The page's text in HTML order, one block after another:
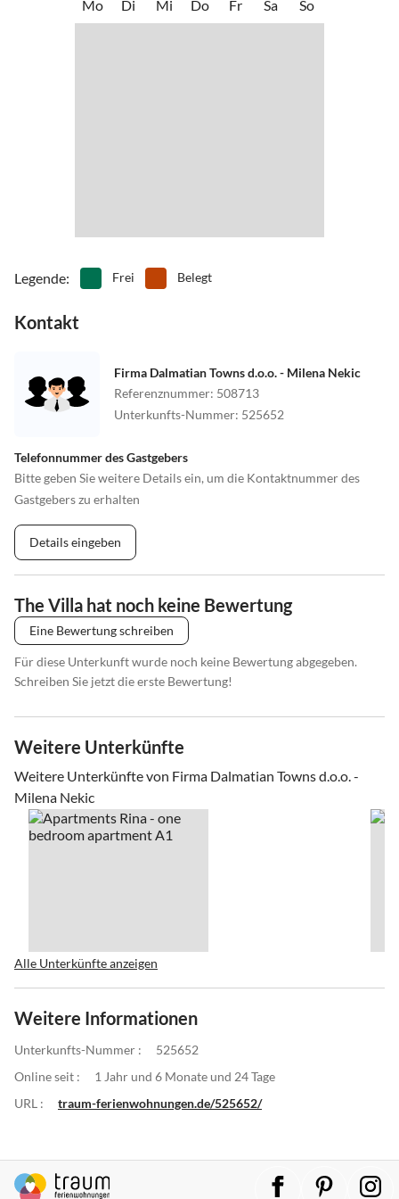
Mo
Di Mi Do Fr Sa So
Legende: Frei Belegt
Kontakt
Firma Dalmatian Towns d.o.o. - Milena Nekic
Referenznummer: 508713
Unterkunfts-Nummer: 525652
Telefonnummer des Gastgebers
Bitte geben Sie weitere Details ein, um die Kontaktnummer des
Gastgebers zu erhalten
Details eingeben
The Villa hat noch keine Bewertung
Eine Bewertung schreiben
Für diese Unterkunft wurde noch keine Bewertung abgegeben.
Schreiben Sie jetzt die erste Bewertung!
Weitere Unterkünfte
Weitere Unterkünfte von Firma Dalmatian Towns d.o.o. -
Milena Nekic
Alle Unterkünfte anzeigen
Weitere Informationen
Unterkunfts-Nummer :
525652
Online seit :
1 Jahr und 6 Monate und 24 Tage
URL :
traum-ferienwohnungen.de/525652/